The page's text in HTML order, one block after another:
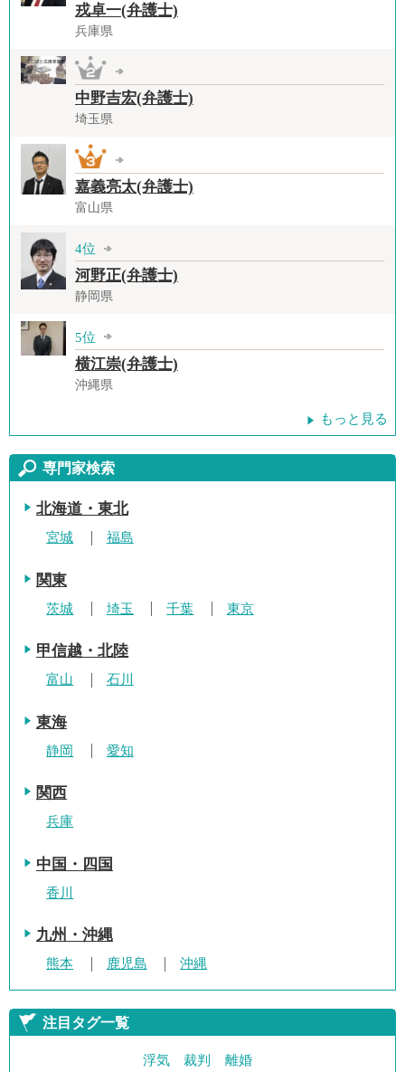
戎卓一(弁護士)
兵庫県
中野吉宏(弁護士)
埼玉県
嘉義亮太(弁護士)
富山県
4位
河野正(弁護士)
静岡県
5位
横江崇(弁護士)
沖縄県
もっと見る
専門家検索
北海道・東北
宮城 福島
関東
茨城 埼玉 千葉 東京
甲信越・北陸
富山 石川
東海
静岡 愛知
関西
兵庫
中国・四国
香川
九州・沖縄
熊本 鹿児島 沖縄
注目タグ一覧
浮気 裁判 離婚